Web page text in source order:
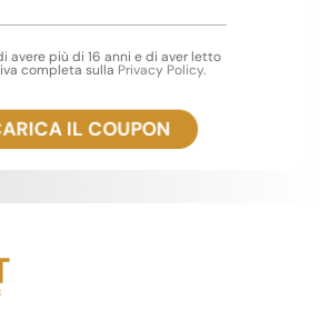
avere più di 16 anni e di aver letto
completa sulla Privacy Policy.